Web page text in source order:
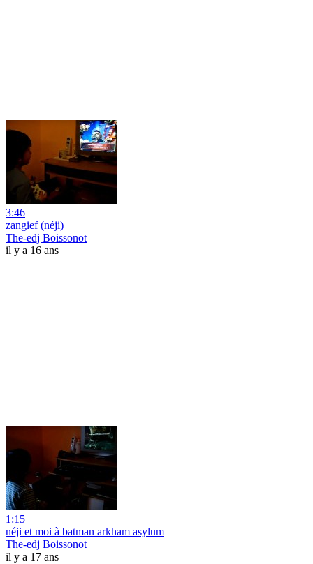
3:46
zangief (néji)
The-edj Boissonot
il y a 16 ans
1:15
néji et moi à batman arkham asylum
The-edj Boissonot
il y a 17 ans